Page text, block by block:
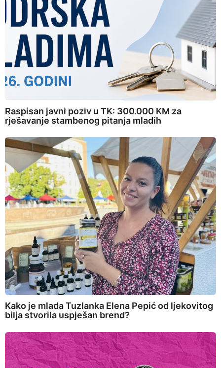
Raspisan javni poziv u TK: 300.000 KM za
rješavanje stambenog pitanja mladih
Kako je mlada Tuzlanka Elena Pepić od ljekovitog
bilja stvorila uspješan brend?